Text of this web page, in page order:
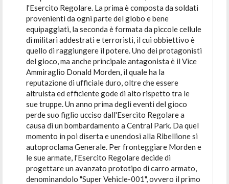
l'Esercito Regolare. La prima è composta da soldati
provenienti da ogni parte del globo e bene
equipaggiati, la seconda è formata da piccole cellule
di militari addestrati e terroristi, il cui obbiettivo è
quello di raggiungere il potere. Uno dei protagonisti
del gioco, ma anche principale antagonista è il Vice
Ammiraglio Donald Morden, il quale ha la
reputazione di ufficiale duro, oltre che essere
altruista ed efficiente gode di alto rispetto tra le
sue truppe. Un anno prima degli eventi del gioco
perde suo figlio ucciso dall'Esercito Regolare a
causa di un bombardamento a Central Park. Da quel
momento in poi diserta e unendosi alla Ribellione si
autoproclama Generale. Per fronteggiare Morden e
le sue armate, l'Esercito Regolare decide di
progettare un avanzato prototipo di carro armato,
denominandolo "Super Vehicle-001", ovvero il primo